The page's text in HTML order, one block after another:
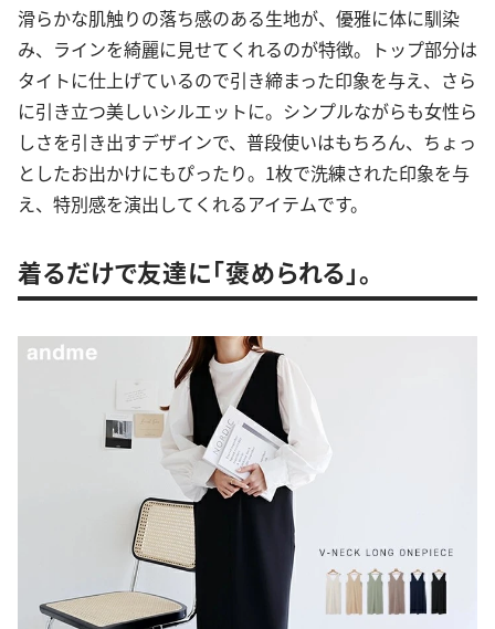
滑らかな肌触りの落ち感のある生地が、優雅に体に馴染
み、ラインを綺麗に見せてくれるのが特徴。トップ部分は
タイトに仕上げているので引き締まった印象を与え、さら
に引き立つ美しいシルエットに。シンプルながらも女性ら
しさを引き出すデザインで、普段使いはもちろん、ちょっ
としたお出かけにもぴったり。1枚で洗練された印象を与
え、特別感を演出してくれるアイテムです。
着るだけで友達に「褒められる」。